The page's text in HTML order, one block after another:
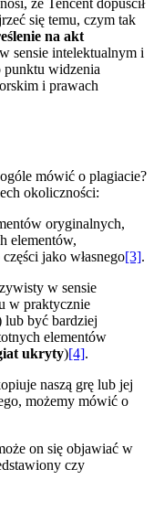
się temu, czym tak
na akt
sensie intelektualnym i
punktu widzenia
i prawach
mówić o plagiacie?
okoliczności:
oryginalnych,
elementów,
jako własnego[3].
w sensie
w praktycznie
lub być bardziej
elementów
ukryty)[4].
naszą grę lub jej
możemy mówić o
on się objawiać w
czy